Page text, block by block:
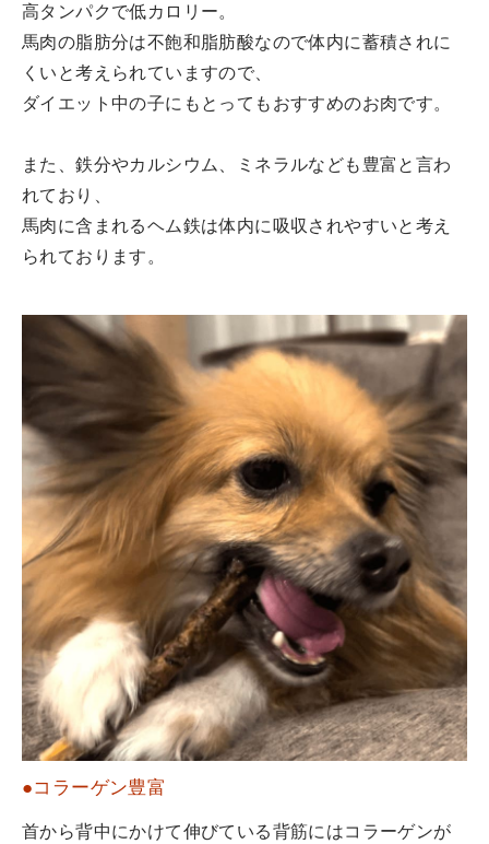
高タンパクで低カロリー。
馬肉の脂肪分は不飽和脂肪酸なので体内に蓄積されに
くいと考えられていますので、
ダイエット中の子にもとってもおすすめのお肉です。
また、鉄分やカルシウム、ミネラルなども豊富と言わ
れており、
馬肉に含まれるヘム鉄は体内に吸収されやすいと考え
られております。
●コラーゲン豊富
首から背中にかけて伸びている背筋にはコラーゲンが